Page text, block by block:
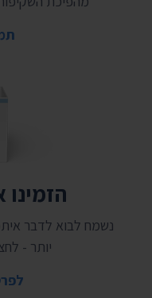
נשמח לבוא לדבר
יותר -